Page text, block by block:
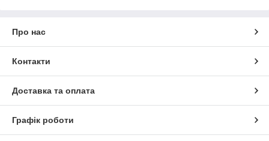
Про нас
Контакти
Доставка та оплата
Графік роботи